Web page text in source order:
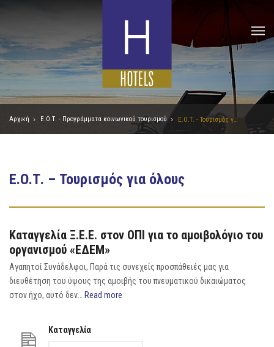
Αρχική Ε.Ο.Τ. - Προγράμματα κοινωνικού τουρισμού
Ε.Ο.Τ. – Τουρισμός για όλους
Καταγγελία Ξ.Ε.Ε. στον ΟΠΙ για το αμοιβολόγιο του
οργανισμού «ΕΔΕΜ»
Αγαπητοί Συνάδελφοι, Παρά τις συνεχείς προσπάθειές μας για
διευθέτηση του ύψους της αμοιβής του πνευματικού δικαιώματος
στον ήχο, αυτό δεν… Read more
Καταγγελία